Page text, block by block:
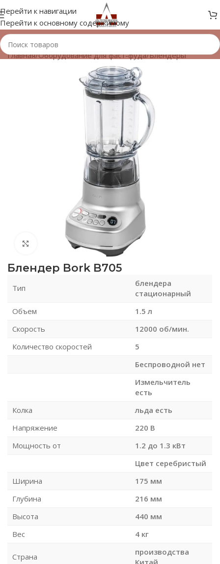
Перейти к навигации
Перейти к основному содержимому
Главная/Оборудование для фаст-фуда/Блендеры
Нажмите, чтобы увеличить
Блендер Bork B705
Тип
блендера
стационарный
Объем
1.5 л
Скорость
12000 об/мин.
Количество скоростей
5
Беспроводной нет
Измельчитель
есть
Колка
льда есть
Напряжение
220 В
Мощность от
1.2 до 1.3 кВт
Цвет серебристый
Ширина
175 мм
Глубина
216 мм
Высота
440 мм
Вес
4 кг
Страна
производства
Китай